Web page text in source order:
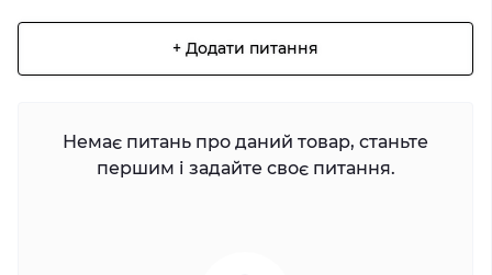
+ Додати питання
Немає питань про даний товар, станьте
першим і задайте своє питання.